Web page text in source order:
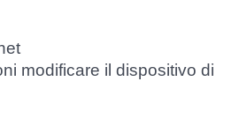
modificare il dispositivo di